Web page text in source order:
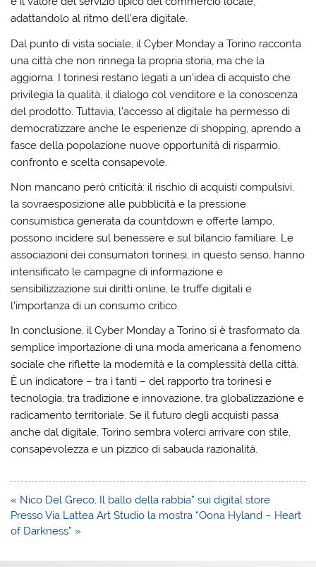
adattandolo al ritmo dell’era digitale.
Dal punto di vista sociale, il Cyber Monday a Torino racconta
una città che non rinnega la propria storia, ma che la
aggiorna. I torinesi restano legati a un’idea di acquisto che
privilegia la qualità, il dialogo col venditore e la conoscenza
del prodotto. Tuttavia, l’accesso al digitale ha permesso di
democratizzare anche le esperienze di shopping, aprendo a
fasce della popolazione nuove opportunità di risparmio,
confronto e scelta consapevole.
Non mancano però criticità: il rischio di acquisti compulsivi,
la sovraesposizione alle pubblicità e la pressione
consumistica generata da countdown e offerte lampo,
possono incidere sul benessere e sul bilancio familiare. Le
associazioni dei consumatori torinesi, in questo senso, hanno
intensificato le campagne di informazione e
sensibilizzazione sui diritti online, le truffe digitali e
l’importanza di un consumo critico.
In conclusione, il Cyber Monday a Torino si è trasformato da
semplice importazione di una moda americana a fenomeno
sociale che riflette la modernità e la complessità della città.
È un indicatore – tra i tanti – del rapporto tra torinesi e
tecnologia, tra tradizione e innovazione, tra globalizzazione e
radicamento territoriale. Se il futuro degli acquisti passa
anche dal digitale, Torino sembra volerci arrivare con stile,
consapevolezza e un pizzico di sabauda razionalità.
Navigazione
articoli
« Nico Del Greco, Il ballo della rabbia” sui digital store
Presso Via Lattea Art Studio la mostra “Oona Hyland – Heart
of Darkness” »